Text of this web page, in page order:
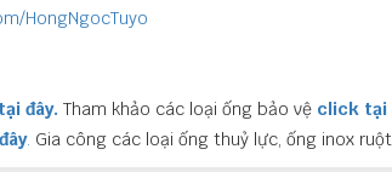
HongNgocTuyo
đây. Tham khảo các loại ống bảo vệ click tại
. Gia công các loại ống thuỷ lực, ống inox